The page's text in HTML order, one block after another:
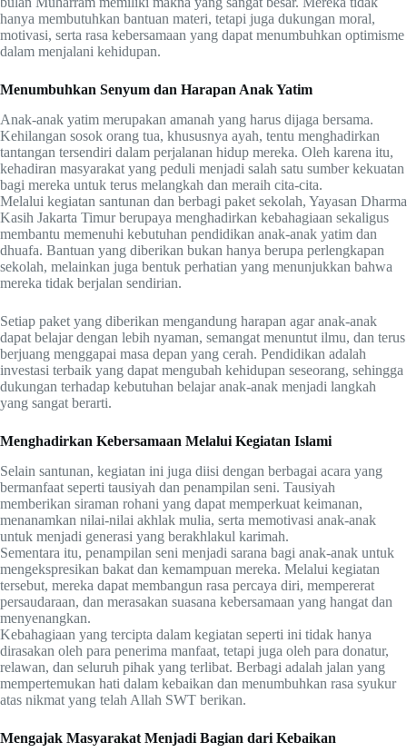
hanya membutuhkan bantuan materi, tetapi juga dukungan moral,
motivasi, serta rasa kebersamaan yang dapat menumbuhkan optimisme
dalam menjalani kehidupan.
Menumbuhkan Senyum dan Harapan Anak Yatim
Anak-anak yatim merupakan amanah yang harus dijaga bersama.
Kehilangan sosok orang tua, khususnya ayah, tentu menghadirkan
tantangan tersendiri dalam perjalanan hidup mereka. Oleh karena itu,
kehadiran masyarakat yang peduli menjadi salah satu sumber kekuatan
bagi mereka untuk terus melangkah dan meraih cita-cita.
Melalui kegiatan santunan dan berbagi paket sekolah, Yayasan Dharma
Kasih Jakarta Timur berupaya menghadirkan kebahagiaan sekaligus
membantu memenuhi kebutuhan pendidikan anak-anak yatim dan
dhuafa. Bantuan yang diberikan bukan hanya berupa perlengkapan
sekolah, melainkan juga bentuk perhatian yang menunjukkan bahwa
mereka tidak berjalan sendirian.
Setiap paket yang diberikan mengandung harapan agar anak-anak
dapat belajar dengan lebih nyaman, semangat menuntut ilmu, dan terus
berjuang menggapai masa depan yang cerah. Pendidikan adalah
investasi terbaik yang dapat mengubah kehidupan seseorang, sehingga
dukungan terhadap kebutuhan belajar anak-anak menjadi langkah
yang sangat berarti.
Menghadirkan Kebersamaan Melalui Kegiatan Islami
Selain santunan, kegiatan ini juga diisi dengan berbagai acara yang
bermanfaat seperti tausiyah dan penampilan seni. Tausiyah
memberikan siraman rohani yang dapat memperkuat keimanan,
menanamkan nilai-nilai akhlak mulia, serta memotivasi anak-anak
untuk menjadi generasi yang berakhlakul karimah.
Sementara itu, penampilan seni menjadi sarana bagi anak-anak untuk
mengekspresikan bakat dan kemampuan mereka. Melalui kegiatan
tersebut, mereka dapat membangun rasa percaya diri, mempererat
persaudaraan, dan merasakan suasana kebersamaan yang hangat dan
menyenangkan.
Kebahagiaan yang tercipta dalam kegiatan seperti ini tidak hanya
dirasakan oleh para penerima manfaat, tetapi juga oleh para donatur,
relawan, dan seluruh pihak yang terlibat. Berbagi adalah jalan yang
mempertemukan hati dalam kebaikan dan menumbuhkan rasa syukur
atas nikmat yang telah Allah SWT berikan.
Mengajak Masyarakat Menjadi Bagian dari Kebaikan